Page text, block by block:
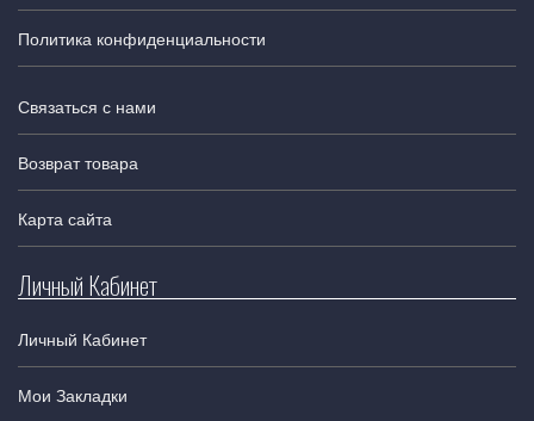
Политика конфиденциальности
Связаться с нами
Возврат товара
Карта сайта
Личный Кабинет
Личный Кабинет
Мои Закладки